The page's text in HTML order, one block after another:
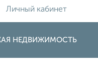
Личный кабинет
НЕДВИЖИМОСТЬ